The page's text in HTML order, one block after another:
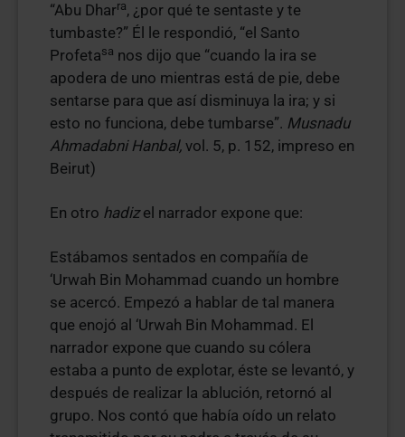
“Abu Dharra, ¿por qué te sentaste y te
tumbaste?” Él le respondió, “el Santo
Profetasa nos dijo que “cuando la ira se
apodera de uno mientras está de pie, debe
sentarse para que así disminuya la ira; y si
esto no funciona, debe tumbarse”. Musnadu
Ahmadabni Hanbal, vol. 5, p. 152, impreso en
Beirut)
En otro hadizel narrador expone que:
Estábamos sentados en compañía de
‘Urwah Bin Mohammad cuando un hombre
se acercó. Empezó a hablar de tal manera
que enojó al ‘Urwah Bin Mohammad. El
narrador expone que cuando su cólera
estaba a punto de explotar, éste se levantó, y
después de realizar la ablución, retornó al
grupo. Nos contó que había oído un relato